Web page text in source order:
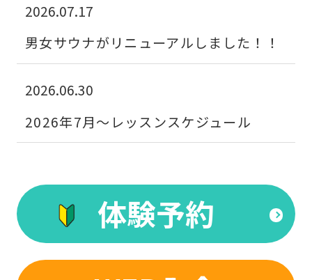
2026.07.17
男女サウナがリニューアルしました！！
2026.06.30
2026年7月～レッスンスケジュール
体験予約
into
English.
the
(start
automatic
translation)
to